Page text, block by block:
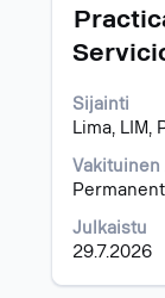
Sijainti
Lima, LIM,
Vakituinen
Julkaistu
29.7.2026
Valitse
jos
nähdä
työpaikan
kaikki
tiedot.